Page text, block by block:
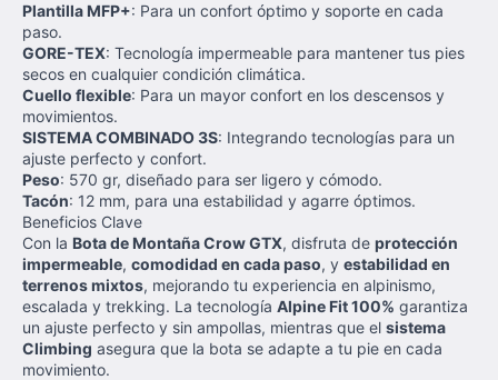
Plantilla MFP+: Para un confort óptimo y soporte en cada
paso.
GORE-TEX: Tecnología impermeable para mantener tus pies
secos en cualquier condición climática.
Cuello flexible: Para un mayor confort en los descensos y
movimientos.
SISTEMA COMBINADO 3S: Integrando tecnologías para un
ajuste perfecto y confort.
Peso: 570 gr, diseñado para ser ligero y cómodo.
Tacón: 12 mm, para una estabilidad y agarre óptimos.
Beneficios Clave
Con la Bota de Montaña Crow GTX, disfruta de protección
impermeable, comodidad en cada paso, y estabilidad en
terrenos mixtos, mejorando tu experiencia en alpinismo,
escalada y trekking. La tecnología Alpine Fit 100% garantiza
un ajuste perfecto y sin ampollas, mientras que el sistema
Climbing asegura que la bota se adapte a tu pie en cada
movimiento.